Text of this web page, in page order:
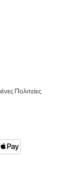
Πολιτείες